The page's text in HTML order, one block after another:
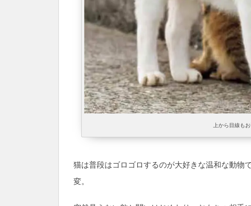
上から目線も
猫は普段はゴロゴロするのが大好きな温和な動物
変。